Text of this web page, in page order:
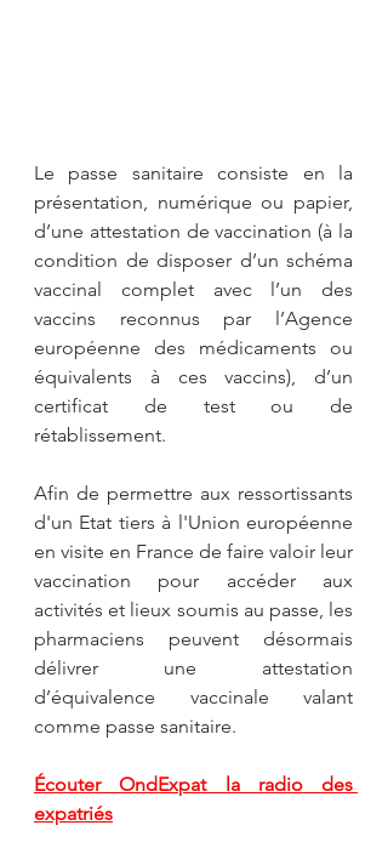
Le passe sanitaire consiste en la
présentation, numérique ou papier,
d’une attestation de vaccination (à la
condition de disposer d’un schéma
vaccinal complet avec l’un des
vaccins reconnus par l’Agence
européenne des médicaments ou
équivalents à ces vaccins), d’un
certificat de test ou de
rétablissement.
Afin de permettre aux ressortissants
d'un Etat tiers à l'Union européenne
en visite en France de faire valoir leur
vaccination pour accéder aux
activités et lieux soumis au passe, les
pharmaciens peuvent désormais
délivrer une attestation
d’équivalence vaccinale valant
comme passe sanitaire.
Écouter OndExpat la radio des
expatriés